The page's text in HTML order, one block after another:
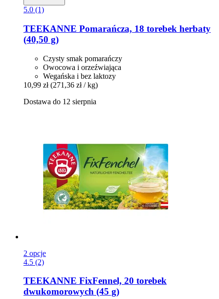
5.0 (1)
TEEKANNE Pomarańcza, 18 torebek herbaty
(40,50 g)
Czysty smak pomarańczy
Owocowa i orzeźwiająca
Wegańska i bez laktozy
10,99 zł (271,36 zł / kg)
Dostawa do 12 sierpnia
2 opcje
4.5 (2)
TEEKANNE FixFennel, 20 torebek
dwukomorowych (45 g)